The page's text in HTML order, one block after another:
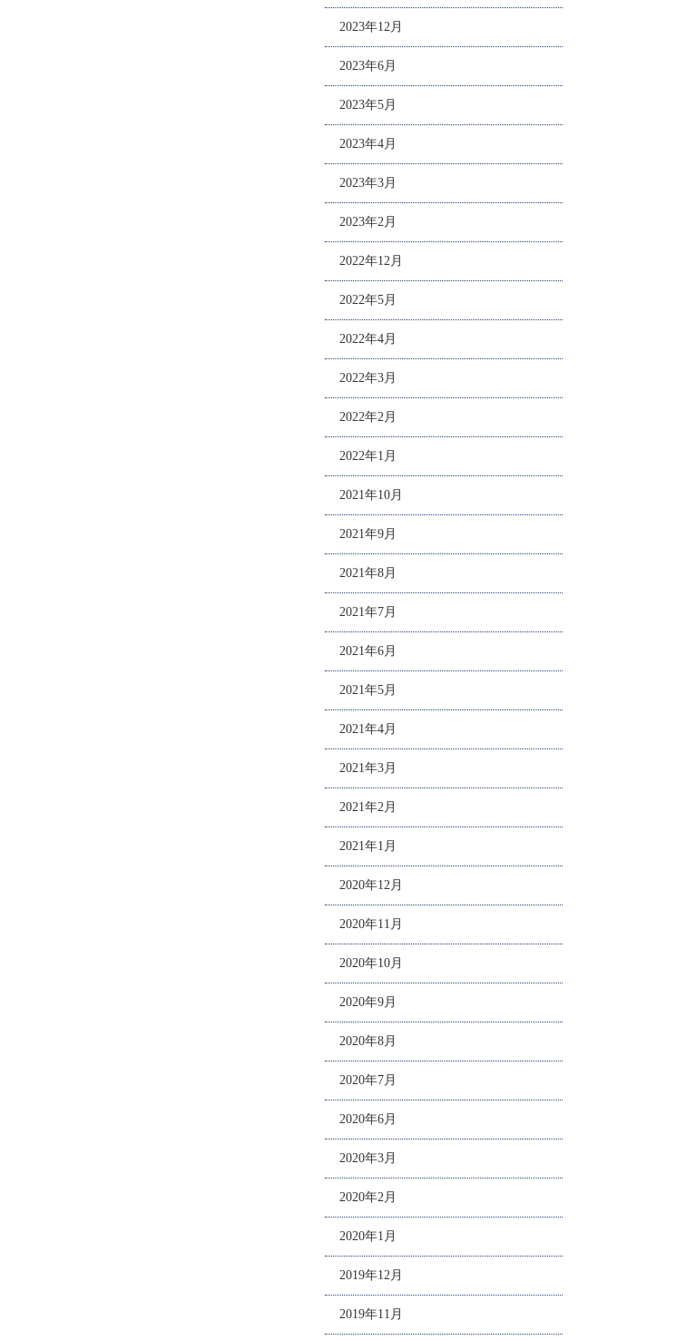
2023年12月
2023年6月
2023年5月
2023年4月
2023年3月
2023年2月
2022年12月
2022年5月
2022年4月
2022年3月
2022年2月
2022年1月
2021年10月
2021年9月
2021年8月
2021年7月
2021年6月
2021年5月
2021年4月
2021年3月
2021年2月
2021年1月
2020年12月
2020年11月
2020年10月
2020年9月
2020年8月
2020年7月
2020年6月
2020年3月
2020年2月
2020年1月
2019年12月
2019年11月